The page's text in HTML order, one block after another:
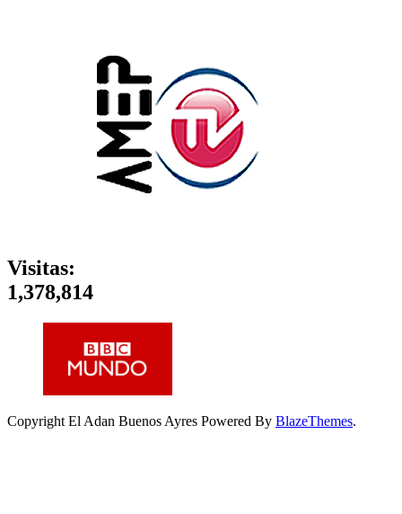
Visitas:
1,378,814
Copyright El Adan Buenos Ayres Powered By BlazeThemes.